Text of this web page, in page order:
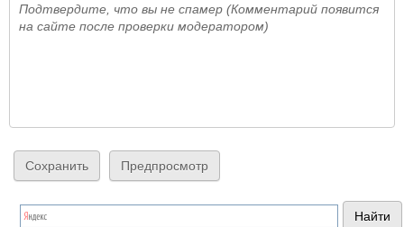
Подтвердите, что вы не спамер (Комментарий появится
на сайте после проверки модератором)